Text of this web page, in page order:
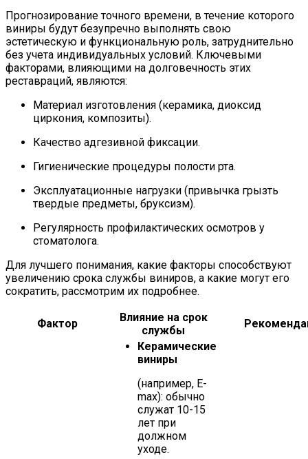
Прогнозирование точного времени, в течение которого
виниры будут безупречно выполнять свою
эстетическую и функциональную роль, затруднительно
без учета индивидуальных условий. Ключевыми
факторами, влияющими на долговечность этих
реставраций, являются:
Материал изготовления (керамика, диоксид
циркония, композиты).
Качество адгезивной фиксации.
Гигиенические процедуры полости рта.
Эксплуатационные нагрузки (привычка грызть
твердые предметы, бруксизм).
Регулярность профилактических осмотров у
стоматолога.
Для лучшего понимания, какие факторы способствуют
увеличению срока службы виниров, а какие могут его
сократить, рассмотрим их подробнее.
Фактор
Влияние на срок
службы
Керамические
виниры
(например, E-
max): обычно
служат 10-15
лет при
должном
уходе.